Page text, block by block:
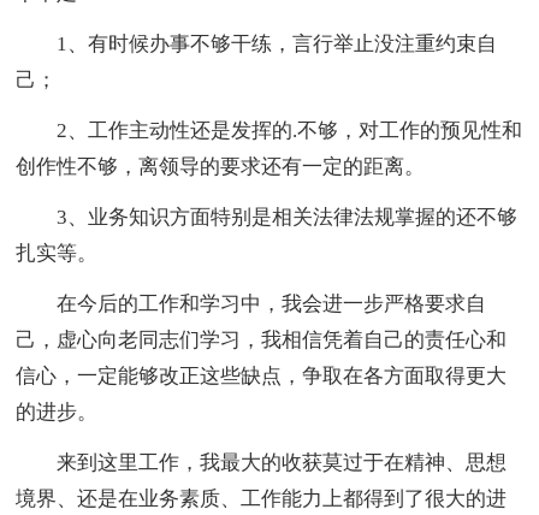
1、有时候办事不够干练，言行举止没注重约束自
己；
2、工作主动性还是发挥的.不够，对工作的预见性和
创作性不够，离领导的要求还有一定的距离。
3、业务知识方面特别是相关法律法规掌握的还不够
扎实等。
在今后的工作和学习中，我会进一步严格要求自
己，虚心向老同志们学习，我相信凭着自己的责任心和
信心，一定能够改正这些缺点，争取在各方面取得更大
的进步。
来到这里工作，我最大的收获莫过于在精神、思想
境界、还是在业务素质、工作能力上都得到了很大的进